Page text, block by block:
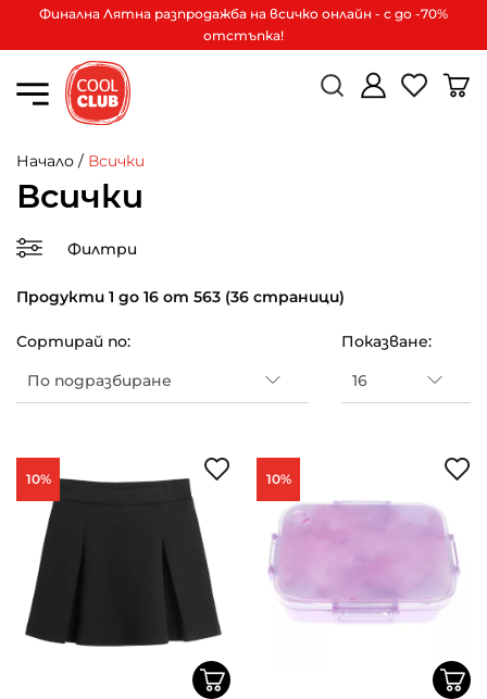
Финална Лятна разпродажба на всичко онлайн - с до -70%
отстъпка!
Начало / Всички
Всички
Филтри
Продукти 1 до 16 от 563 (36 страници)
Сортирай по: Показване:
10% 10%